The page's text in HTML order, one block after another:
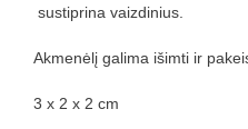
sustiprina vaizdinius.
Akmenėlį galima išimti ir
3 x 2 x 2 cm